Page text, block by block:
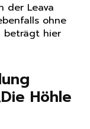
der Leava
ohne
beträgt hier
Höhle